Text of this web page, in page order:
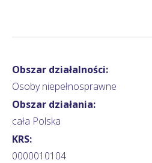
Obszar działalności:
Osoby niepełnosprawne
Obszar działania:
cała Polska
KRS:
0000010104